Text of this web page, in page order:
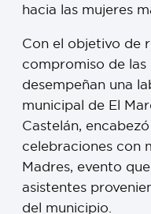
hacia las mujeres
Con el objetivo de
compromiso de las
desempeñan una
municipal de El
Castelán,
celebraciones con
Madres, evento
asistentes
del municipio.